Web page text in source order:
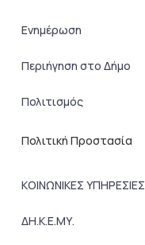
Ενημέρωση
Περιήγηση στο Δήμο
Πολιτισμός
Πολιτική Προστασία
ΚΟΙΝΩΝΙΚΕΣ ΥΠΗΡΕΣΙΕΣ
ΔΗ.Κ.Ε.ΜΥ.